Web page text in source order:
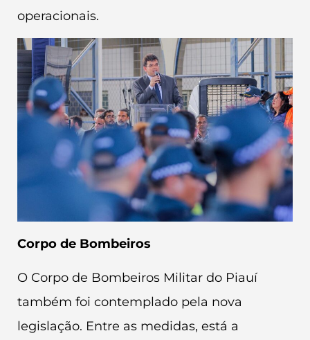
operacionais.
Corpo de Bombeiros
O Corpo de Bombeiros Militar do Piauí
também foi contemplado pela nova
legislação. Entre as medidas, está a